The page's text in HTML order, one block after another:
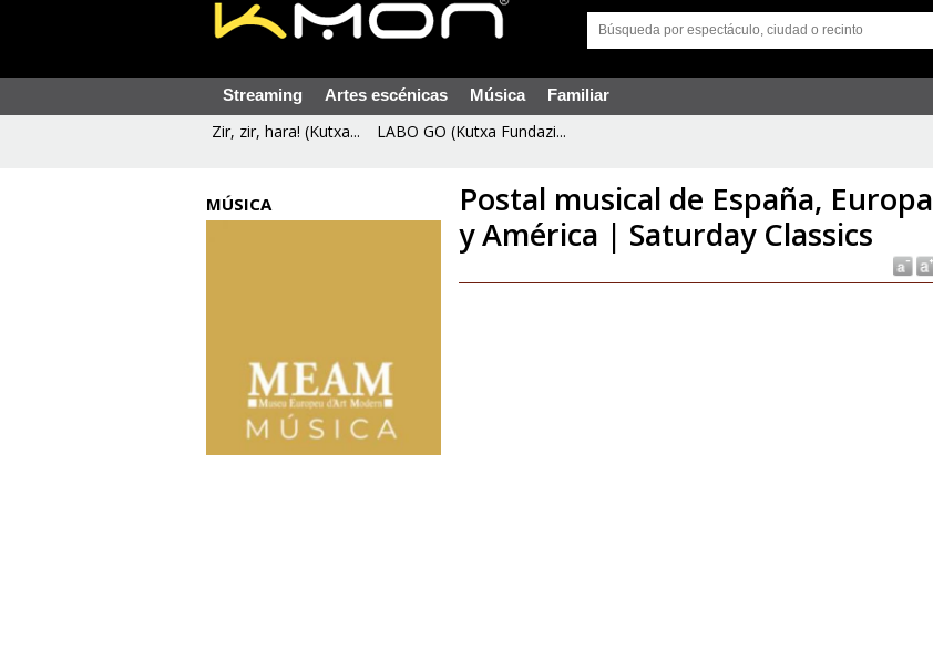
Streaming Artes escénicas Música Familiar
Zir, zir, hara! (Kutxa... LABO GO (Kutxa Fundazi...
MÚSICA
Postal musical de España, Europa
y América | Saturday Classics